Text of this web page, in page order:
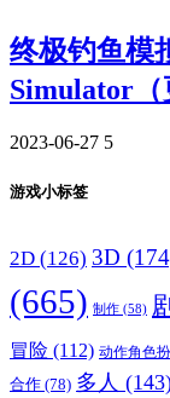
终极钓鱼模
Simulator（
2023-06-27 5
游戏小标签
2D (126) 3D
(665) 制作 (58)
冒险 (112) 动作角色
合作 (78) 多人